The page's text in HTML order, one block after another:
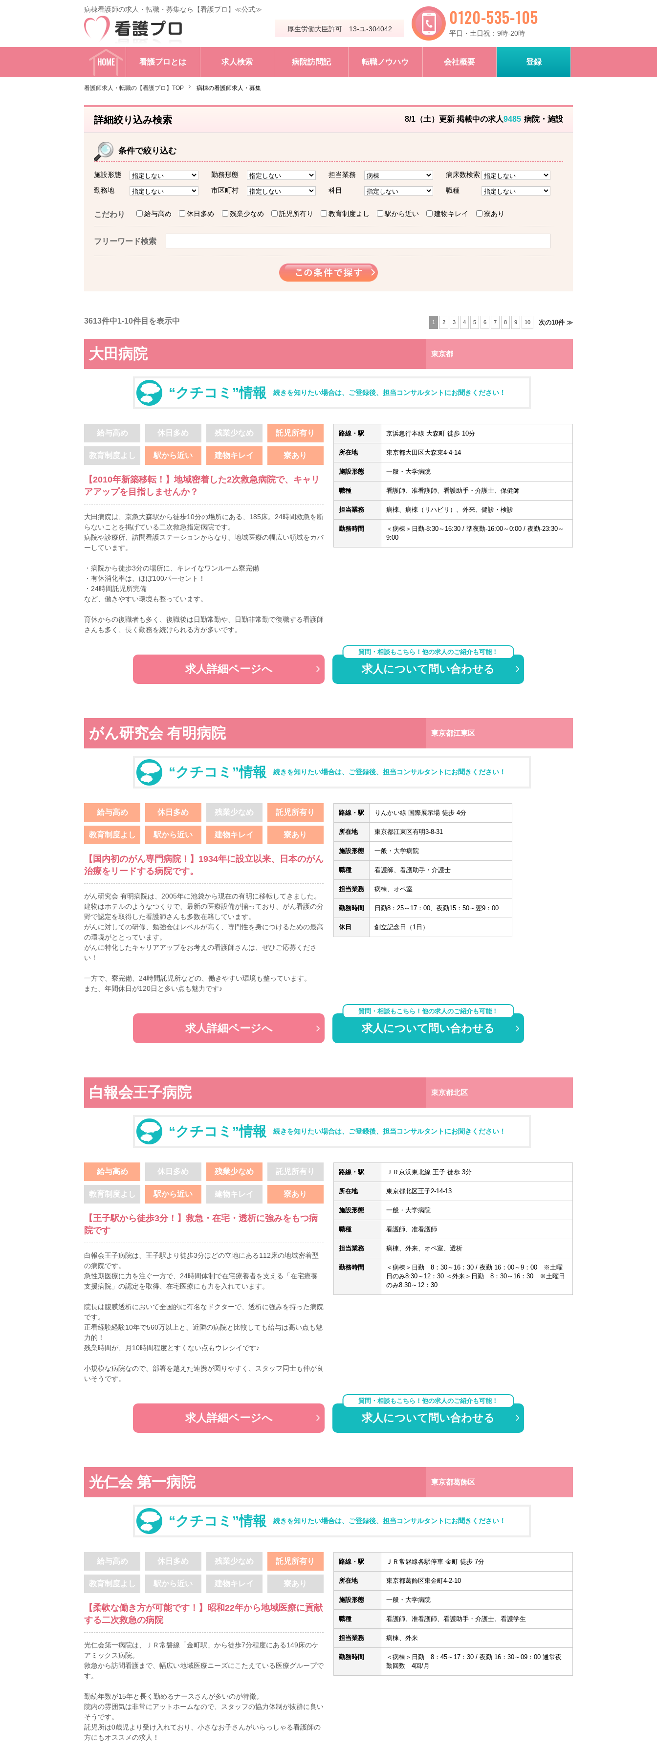
病棟看護師の求人・転職・募集なら【看護プロ】≪公式≫
厚生労働大臣許可 13-ユ-304042
0120-535-105
平日・土日祝：9時-20時
HOME 看護プロとは 求人検索 病院訪問記 転職ノウハウ 会社概要 登録
看護師求人・転職の【看護プロ】TOP 病棟の看護師求人・募集
詳細絞り込み検索 8/1（土）更新 掲載中の求人9485 病院・施設
条件で絞り込む
施設形態 勤務形態 担当業務
病床数検索
勤務地
市区町村 科目 職種
こだわり 給与高め 休日多め 残業少なめ 託児所有り 教育制度よし 駅から近い 建物キレイ 寮あり
フリーワード検索
3613件中1-10件目を表示中 1 2 3 4 5 6 7 8 9 10 次の10件 ≫
大田病院 東京都
“クチコミ”情報 続きを知りたい場合は、ご登録後、担当コンサルタントにお聞きください！
給与高め 休日多め 残業少なめ 託児所有り
教育制度よし 駅から近い 建物キレイ 寮あり
【2010年新築移転！】地域密着した2次救急病院で、キャリ
アアップを目指しませんか？
大田病院は、京急大森駅から徒歩10分の場所にある、185床。24時間救急を断
らないことを掲げている二次救急指定病院です。
病院や診療所、訪問看護ステーションからなり、地域医療の幅広い領域をカバ
ーしています。
・病院から徒歩3分の場所に、キレイなワンルーム寮完備
・有休消化率は、ほぼ100パーセント！
・24時間託児所完備
など、働きやすい環境も整っています。
育休からの復職者も多く、復職後は日勤常勤や、日勤非常勤で復職する看護師
さんも多く、長く勤務を続けられる方が多いです。
路線・駅 京浜急行本線 大森町 徒歩 10分
所在地 東京都大田区大森東4-4-14
施設形態 一般・大学病院
職種 看護師、准看護師、看護助手・介護士、保健師
担当業務 病棟、病棟（リハビリ）、外来、健診・検診
勤務時間
＜病棟＞日勤-8:30～16:30 / 準夜勤-16:00～0:00 / 夜勤-23:30～
9:00
求人詳細ページへ
質問・相談もこちら！他の求人のご紹介も可能！
求人について問い合わせる
がん研究会 有明病院 東京都江東区
“クチコミ”情報 続きを知りたい場合は、ご登録後、担当コンサルタントにお聞きください！
給与高め 休日多め 残業少なめ 託児所有り
教育制度よし 駅から近い 建物キレイ 寮あり
【国内初のがん専門病院！】1934年に設立以来、日本のがん
治療をリードする病院です。
がん研究会 有明病院は、2005年に池袋から現在の有明に移転してきました。
建物はホテルのようなつくりで、最新の医療設備が揃っており、がん看護の分
野で認定を取得した看護師さんも多数在籍しています。
がんに対しての研修、勉強会はレベルが高く、専門性を身につけるための最高
の環境がととっています。
がんに特化したキャリアアップをお考えの看護師さんは、ぜひご応募くださ
い！
一方で、寮完備、24時間託児所などの、働きやすい環境も整っています。
また、年間休日が120日と多い点も魅力です♪
路線・駅 りんかい線 国際展示場 徒歩 4分
所在地 東京都江東区有明3-8-31
施設形態 一般・大学病院
職種 看護師、看護助手・介護士
担当業務 病棟、オペ室
勤務時間 日勤8：25～17：00、夜勤15：50～翌9：00
休日 創立記念日（1日）
求人詳細ページへ
質問・相談もこちら！他の求人のご紹介も可能！
求人について問い合わせる
白報会王子病院 東京都北区
“クチコミ”情報 続きを知りたい場合は、ご登録後、担当コンサルタントにお聞きください！
給与高め 休日多め 残業少なめ 託児所有り
教育制度よし 駅から近い 建物キレイ 寮あり
【王子駅から徒歩3分！】救急・在宅・透析に強みをもつ病
院です
白報会王子病院は、王子駅より徒歩3分ほどの立地にある112床の地域密着型
の病院です。
急性期医療に力を注ぐ一方で、24時間体制で在宅療養者を支える「在宅療養
支援病院」の認定を取得、在宅医療にも力を入れています。
院長は腹膜透析において全国的に有名なドクターで、透析に強みを持った病院
です。
正看経験経験10年で560万以上と、近隣の病院と比較しても給与は高い点も魅
力的！
残業時間が、月10時間程度とすくない点もウレシイです♪
小規模な病院なので、部署を越えた連携が図りやすく、スタッフ同士も仲が良
いそうです。
路線・駅 ＪＲ京浜東北線 王子 徒歩 3分
所在地 東京都北区王子2-14-13
施設形態 一般・大学病院
職種 看護師、准看護師
担当業務 病棟、外来、オペ室、透析
勤務時間
＜病棟＞日勤 8：30～16：30 / 夜勤 16：00～9：00 ※土曜
日のみ8:30～12：30 ＜外来＞日勤 8：30～16：30 ※土曜日
のみ8:30～12：30
求人詳細ページへ
質問・相談もこちら！他の求人のご紹介も可能！
求人について問い合わせる
光仁会 第一病院 東京都葛飾区
“クチコミ”情報 続きを知りたい場合は、ご登録後、担当コンサルタントにお聞きください！
給与高め 休日多め 残業少なめ 託児所有り
教育制度よし 駅から近い 建物キレイ 寮あり
【柔軟な働き方が可能です！】昭和22年から地域医療に貢献
する二次救急の病院
光仁会第一病院は、ＪＲ常磐線「金町駅」から徒歩7分程度にある149床のケ
アミックス病院。
救急から訪問看護まで、幅広い地域医療ニーズにこたえている医療グループで
す。
勤続年数が15年と長く勤めるナースさんが多いのが特徴。
院内の雰囲気は非常にアットホームなので、スタッフの協力体制が抜群に良い
そうです。
託児所は0歳児より受け入れており、小さなお子さんがいらっしゃる看護師の
方にもオススメの求人！
路線・駅 ＪＲ常磐線各駅停車 金町 徒歩 7分
所在地 東京都葛飾区東金町4-2-10
施設形態 一般・大学病院
職種 看護師、准看護師、看護助手・介護士、看護学生
担当業務 病棟、外来
勤務時間
＜病棟＞日勤 8：45～17：30 / 夜勤 16：30～09：00 通常夜
勤回数 4回/月